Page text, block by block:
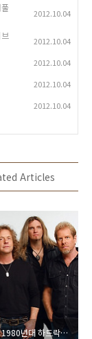
2012.10.04
2012.10.04
2012.10.04
2012.10.04
2012.10.04
Articles
Night Ranger, 1980년대 하드락의 생존자, 어쿠스틱 라이브 앨범으로 돌아온 2012년